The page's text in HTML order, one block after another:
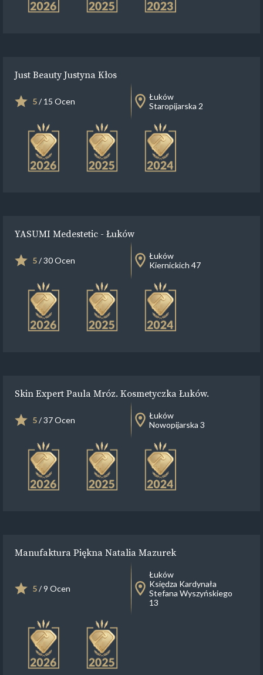
Just Beauty Justyna Kłos
5/ 15 Ocen
Łuków
Staropijarska 2
YASUMI Medestetic - Łuków
5/ 30 Ocen
Łuków
Kiernickich 47
Skin Expert Paula Mróz. Kosmetyczka Łuków.
5/ 37 Ocen
Łuków
Nowopijarska 3
Manufaktura Piękna Natalia Mazurek
5/ 9 Ocen
Łuków
Księdza Kardynała
Stefana Wyszyńskiego
13